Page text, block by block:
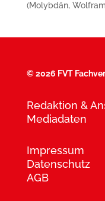
(Molybdän,
©2026 FVT
Redaktion &
Mediadaten
Impressum
Datenschutz
AGB